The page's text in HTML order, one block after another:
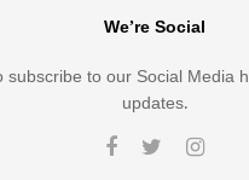
We’re Social
subscribe to our Social Media
updates.